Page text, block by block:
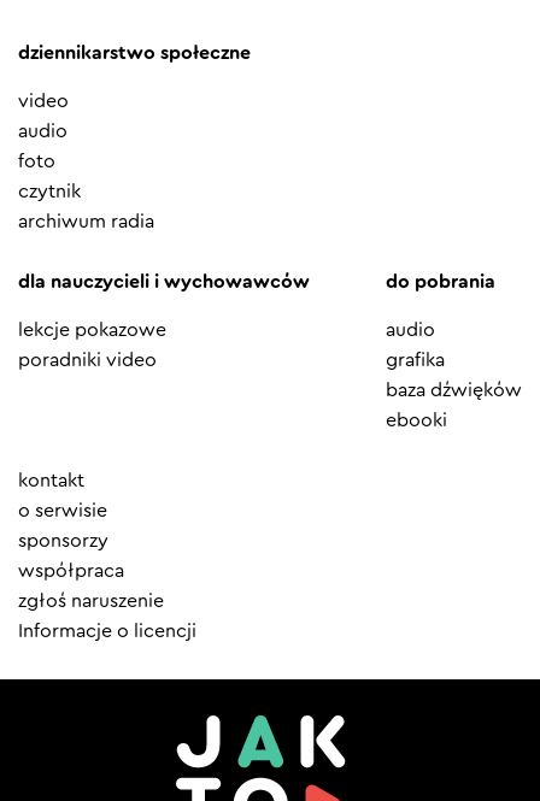
dziennikarstwo społeczne
video
audio
foto
czytnik
archiwum radia
dla nauczycieli i wychowawców
lekcje pokazowe
poradniki video
do pobrania
audio
grafika
baza dźwięków
ebooki
Element
menu
kontakt
o serwisie
sponsorzy
współpraca
zgłoś naruszenie
Informacje o licencji